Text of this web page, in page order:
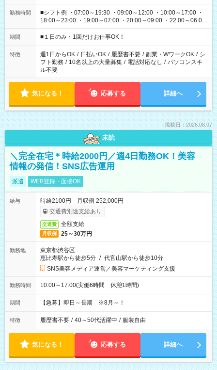
勤務時間
■シフト例 ・07:00～19:30 ・09:00～12:00 ・10:00～17:00 ・
18:00～23:00 ・19:00～07:00 ・20:00～09:00 ・22:00～06:00
etc ★最短で3時間で5,120円のお仕事から 15時間で2万円近く稼
げるお仕事も！ ご希望のお時間に合わせてご紹介！ ※シフトは
ください！
期間 ■１日のみ・1回だけお仕事OK！
特徴 週1日からOK / 日払いOK / 履歴書不要 / 副業・WワークOK / シ
フト勤務 / 10名以上の大量募集 / 電話対応なし / パソコンスキ
ル不要
気になる！ 応募する 詳細へ
掲載日：2026.08.07
未読
＼完全在宅＊時給2000円／週4日勤務OK！美容
情報の発信！SNS広告運用
派遣 WEB登録・面接OK
給与
時給2100円 月収例 252,000円
交通費別途支給あり
交通費 全額支給
月収例 25～30万円
勤務地
東京都渋谷区
恵比寿駅から徒歩5分 / 代官山駅から徒歩10分
SNS美容メディア運営／美容マーケティング支援
勤務時間 10:00～17:00(実働6時間 休憩1時間)
期間 【急募】即日～長期 ※8月～！
特徴 履歴書不要 / 40～50代活躍中 / 服装自由
気になる！ 応募する 詳細へ